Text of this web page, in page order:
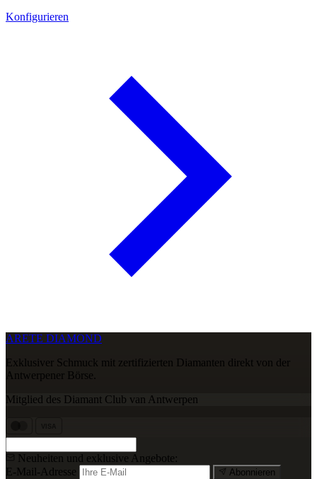
Konfigurieren
ARETE DIAMOND
Exklusiver Schmuck mit zertifizierten Diamanten direkt von der
Antwerpener Börse.
Mitglied des Diamant Club van Antwerpen
Neuheiten und exklusive Angebote:
E-Mail-Adresse
Abonnieren